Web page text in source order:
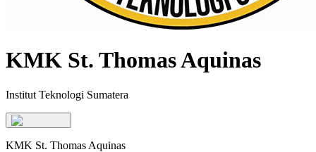
KMK St. Thomas Aquinas
Institut Teknologi Sumatera
KMK St. Thomas Aquinas